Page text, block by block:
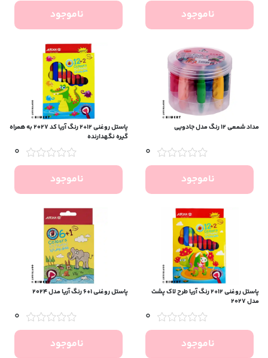
ناموجود ناموجود
مداد شمعی ۱۲ رنگ مدل جادویی
0
ناموجود
پاستل روغنی ۱۲+۲ رنگ آریا کد ۲۰۲۷ به همراه
گیره نگهدارنده
0
ناموجود
پاستل روغنی ۱۲+۲ رنگ آریا طرح لاک‌ پشت
مدل ۲۰۲۷
0
ناموجود
پاستل روغنی ۱+۶ رنگ آریا مدل ۲۰۲۴
0
ناموجود